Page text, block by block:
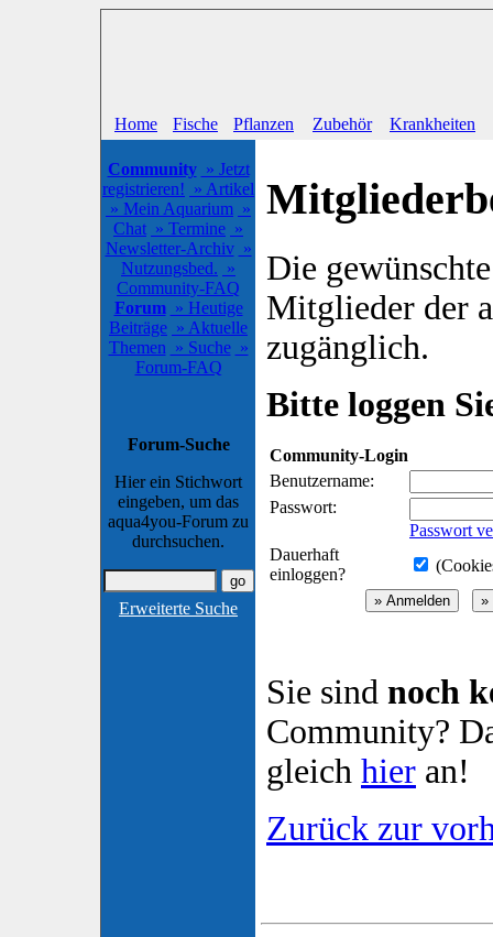
Home Fische Pflanzen Zubehör Krankheiten
Community » Jetzt
registrieren! » Artikel
» Mein Aquarium »
Chat » Termine »
Newsletter-Archiv »
Nutzungsbed. »
Community-FAQ
Forum » Heutige
Beiträge » Aktuelle
Themen » Suche »
Forum-FAQ
Forum-Suche
Hier ein Stichwort
eingeben, um das
aqua4you-Forum zu
durchsuchen.
Erweiterte Suche
Die
Mitglieder der
zugänglich.
Bitte loggen
Community-Login
Benutzername:
Passwort:
Passwort
Dauerhaft
einloggen?
Sie sind noch
Community?
gleich hier an!
Zurück zur